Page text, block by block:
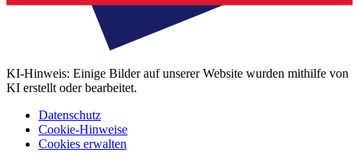
KI-Hinweis: Einige Bilder auf unserer Website wurden mithilfe von
KI erstellt oder bearbeitet.
Datenschutz
Cookie-Hinweise
Cookies erwalten